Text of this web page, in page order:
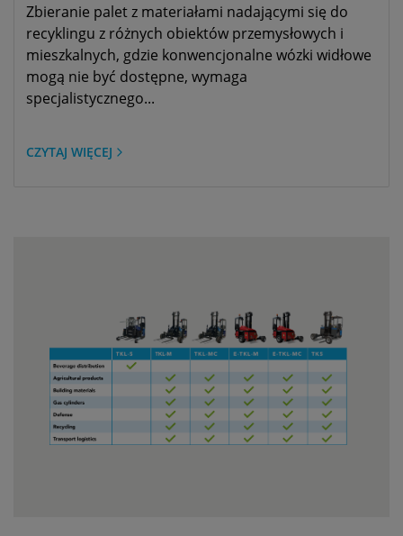
Zbieranie palet z materiałami nadającymi się do
recyklingu z różnych obiektów przemysłowych i
mieszkalnych, gdzie konwencjonalne wózki widłowe
mogą nie być dostępne, wymaga
specjalistycznego...
CZYTAJ WIĘCEJ